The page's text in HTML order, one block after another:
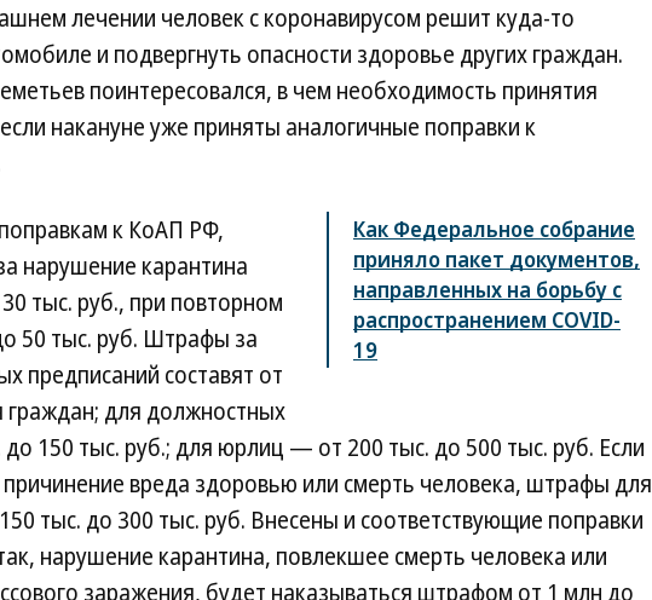
лечении человек с коронавирусом решит куда-то
и подвергнуть опасности здоровье других граждан.
поинтересовался, в чем необходимость принятия
накануне уже приняты аналогичные поправки к
Как Федеральное собрание
приняло пакет документов,
направленных на борьбу с
распространением COVID-
19
к КоАП РФ,
нарушение карантина
тыс. руб., при повторном
50 тыс. руб. Штрафы за
предписаний составят от
граждан; для должностных
150 тыс. руб.; для юрлиц — от 200 тыс. до 500 тыс. руб. Если
вреда здоровью или смерть человека, штрафы для
тыс. до 300 тыс. руб. Внесены и соответствующие поправки
нарушение карантина, повлекшее смерть человека или
заражения, будет наказываться штрафом от 1 млн до